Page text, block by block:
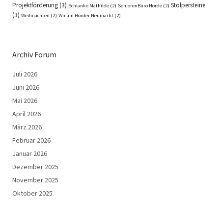
Projektförderung(3) Schlanke Mathilde (2) SeniorenBüro Hörde (2) Stolpersteine
(3) Weihnachten (2) Wir am Hörder Neumarkt (2)
Archiv Forum
Juli 2026
Juni 2026
Mai 2026
April 2026
März 2026
Februar 2026
Januar 2026
Dezember 2025
November 2025
Oktober 2025